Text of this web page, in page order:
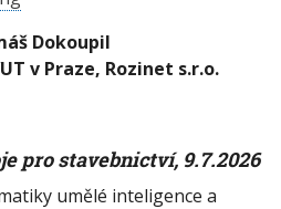
pro stavebnictví, 9.7.2026
umělé inteligence a
Dokoupil
v Praze, Rozinet s.r.o.